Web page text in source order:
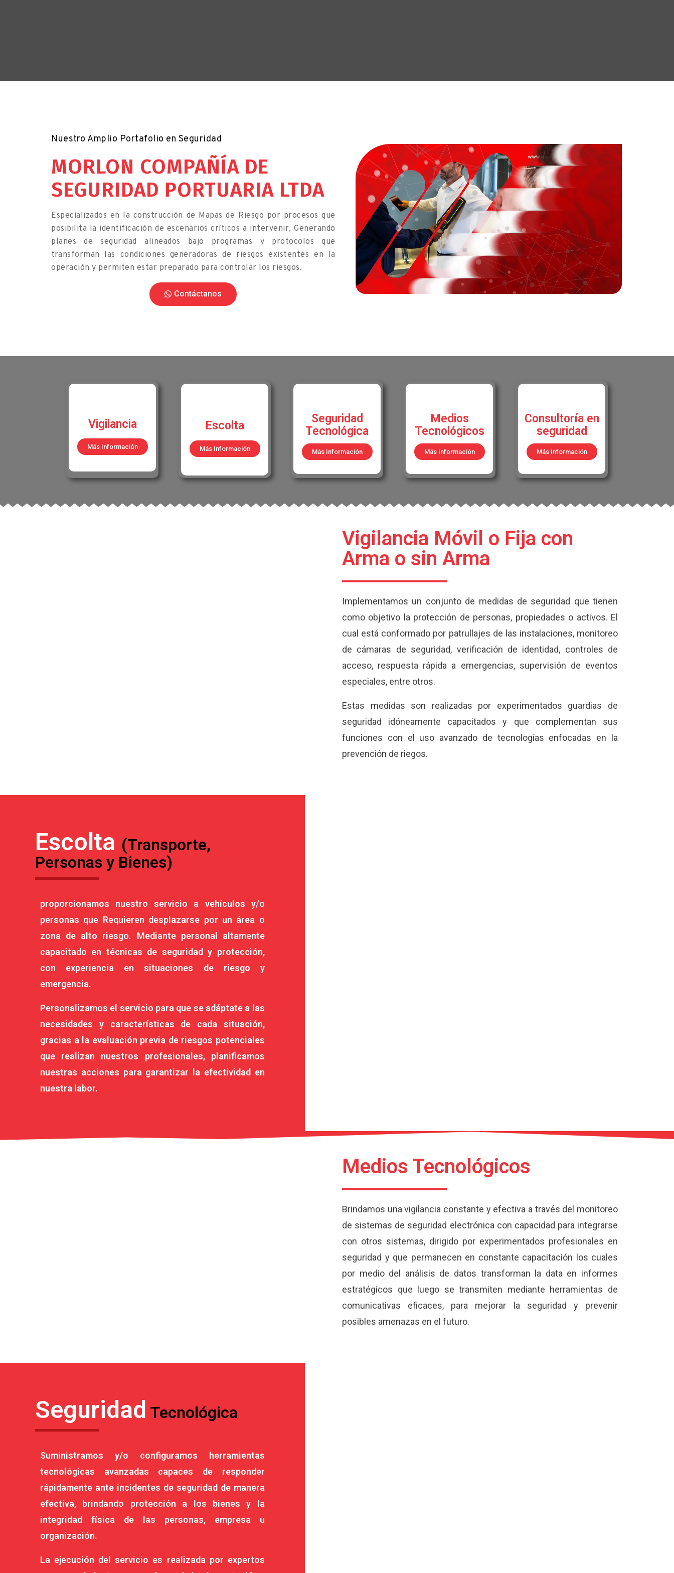
Nuestro Amplio Portafolio en Seguridad
MORLON COMPAÑÍA DE
SEGURIDAD PORTUARIA LTDA
Especializados en la construcción de Mapas de Riesgo por procesos que
posibilita la identificación de escenarios críticos a intervenir, Generando
planes de seguridad alineados bajo programas y protocolos que
transforman las condiciones generadoras de riesgos existentes en la
operación y permiten estar preparado para controlar los riesgos.
Contáctanos
Vigilancia
Más Información
Escolta
Más Información
Seguridad
Tecnológica
Más Información
Medios
Tecnológicos
Más Información
Consultoría en
seguridad
Más Información
Vigilancia Móvil o Fija con
Arma o sin Arma
Implementamos un conjunto de medidas de seguridad que tienen
como objetivo la protección de personas, propiedades o activos. El
cual está conformado por patrullajes de las instalaciones, monitoreo
de cámaras de seguridad, verificación de identidad, controles de
acceso, respuesta rápida a emergencias, supervisión de eventos
especiales, entre otros.
Estas medidas son realizadas por experimentados guardias de
seguridad idóneamente capacitados y que complementan sus
funciones con el uso avanzado de tecnologías enfocadas en la
prevención de riegos.
Escolta (Transporte,
Personas y Bienes)
proporcionamos nuestro servicio a vehículos y/o
personas que Requieren desplazarse por un área o
zona de alto riesgo. Mediante personal altamente
capacitado en técnicas de seguridad y protección,
con experiencia en situaciones de riesgo y
emergencia.
Personalizamos el servicio para que se adáptate a las
necesidades y características de cada situación,
gracias a la evaluación previa de riesgos potenciales
que realizan nuestros profesionales, planificamos
nuestras acciones para garantizar la efectividad en
nuestra labor.
Medios Tecnológicos
Brindamos una vigilancia constante y efectiva a través del monitoreo
de sistemas de seguridad electrónica con capacidad para integrarse
con otros sistemas, dirigido por experimentados profesionales en
seguridad y que permanecen en constante capacitación los cuales
por medio del análisis de datos transforman la data en informes
estratégicos que luego se transmiten mediante herramientas de
comunicativas eficaces, para mejorar la seguridad y prevenir
posibles amenazas en el futuro.
Seguridad Tecnológica
Suministramos y/o configuramos herramientas
tecnológicas avanzadas capaces de responder
rápidamente ante incidentes de seguridad de manera
efectiva, brindando protección a los bienes y la
integridad física de las personas, empresa u
organización.
La ejecución del servicio es realizada por expertos